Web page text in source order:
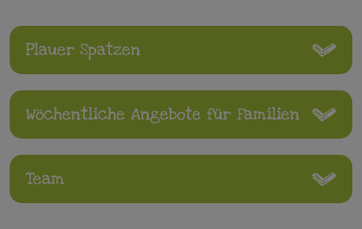
Plauer Spatzen
Wöchentliche Angebote für Familien
Team